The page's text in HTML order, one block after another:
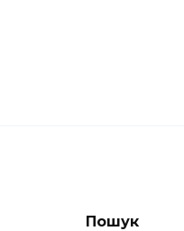
Пошук